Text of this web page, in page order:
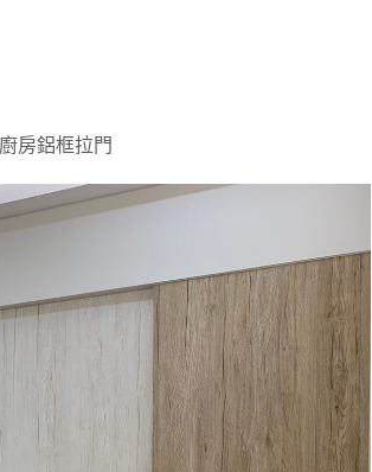
房鋁框拉門